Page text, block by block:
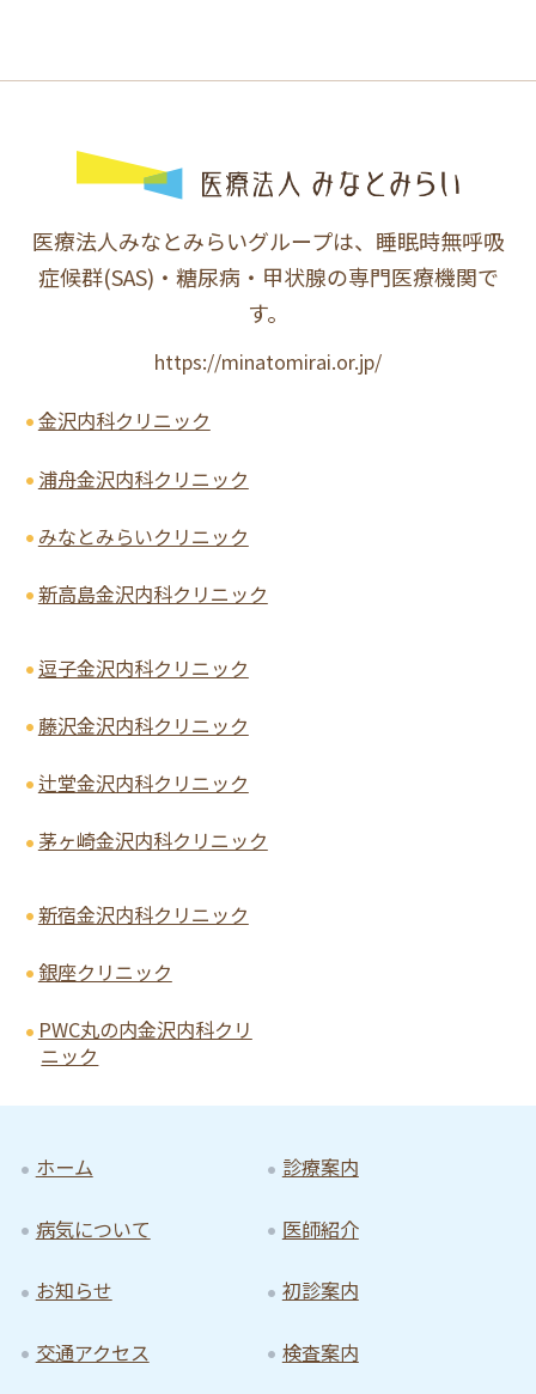
医療法人みなとみらいグループは、睡眠時無呼吸
症候群(SAS)・糖尿病・甲状腺の専門医療機関で
す。
https://minatomirai.or.jp/
金沢内科クリニック
浦舟金沢内科クリニック
みなとみらいクリニック
新高島金沢内科クリニック
逗子金沢内科クリニック
藤沢金沢内科クリニック
辻堂金沢内科クリニック
茅ヶ崎金沢内科クリニック
新宿金沢内科クリニック
銀座クリニック
PWC丸の内金沢内科クリ
ニック
ホーム 診療案内
病気について 医師紹介
お知らせ 初診案内
交通アクセス 検査案内